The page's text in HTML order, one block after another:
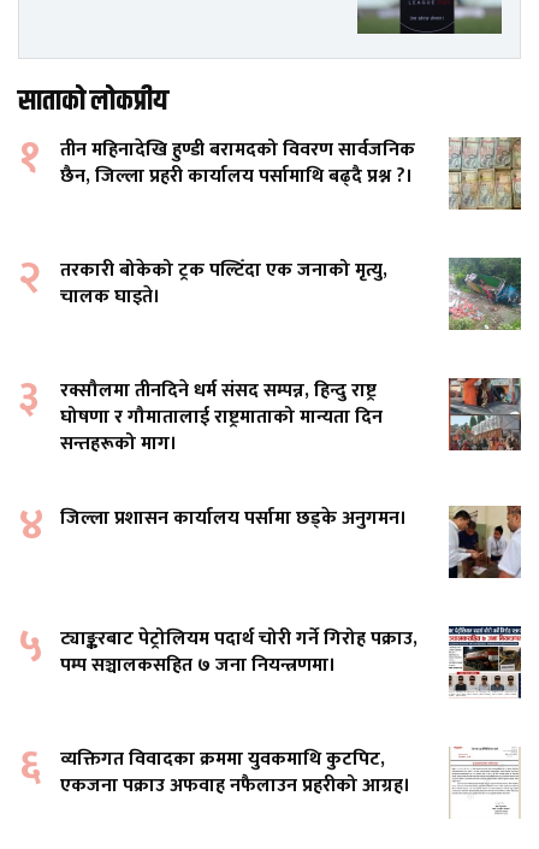
साताको लोकप्रीय
१
तीन महिनादेखि हुण्डी बरामदको विवरण सार्वजनिक
छैन, जिल्ला प्रहरी कार्यालय पर्सामाथि बढ्दै प्रश्न ?।
२
तरकारी बोकेको ट्रक पल्टिँदा एक जनाको मृत्यु,
चालक घाइते।
३
रक्सौलमा तीनदिने धर्म संसद सम्पन्न, हिन्दु राष्ट्र
घोषणा र गौमातालाई राष्ट्रमाताको मान्यता दिन
सन्तहरूको माग।
४ जिल्ला प्रशासन कार्यालय पर्सामा छड्के अनुगमन।
५ ट्याङ्करबाट पेट्रोलियम पदार्थ चोरी गर्ने गिरोह पक्राउ,
पम्प सञ्चालकसहित ७ जना नियन्त्रणमा।
६ व्यक्तिगत विवादका क्रममा युवकमाथि कुटपिट,
एकजना पक्राउ अफवाह नफैलाउन प्रहरीको आग्रह।